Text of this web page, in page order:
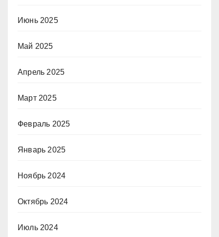
Июнь 2025
Май 2025
Апрель 2025
Март 2025
Февраль 2025
Январь 2025
Ноябрь 2024
Октябрь 2024
Июль 2024